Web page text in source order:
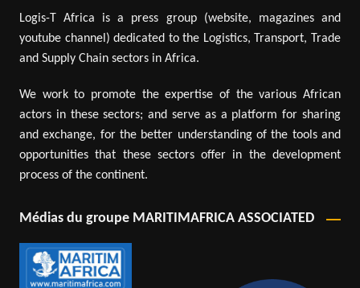
Logis-T Africa is a press group (website, magazines and
youtube channel) dedicated to the Logistics, Transport, Trade
and Supply Chain sectors in Africa.
We work to promote the expertise of the various African
actors in these sectors; and serve as a platform for sharing
and exchange, for the better understanding of the tools and
opportunities that these sectors offer in the development
process of the continent.
Médias du groupe MARITIMAFRICA ASSOCIATED